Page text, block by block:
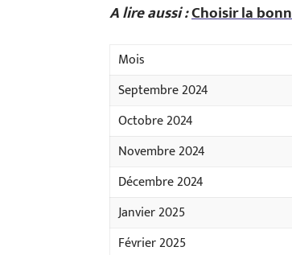
A lire aussi :Choisir la
Mois
Septembre 2024
Octobre 2024
Novembre 2024
Décembre 2024
Janvier 2025
Février 2025